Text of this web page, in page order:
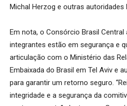
Michal Herzog e outras autoridades
Em nota, o Consórcio Brasil
integrantes estão em segurança e
articulação com o Ministério das
Embaixada do Brasil em Tel Aviv e
para garantir um retorno seguro.
integridade e a segurança da